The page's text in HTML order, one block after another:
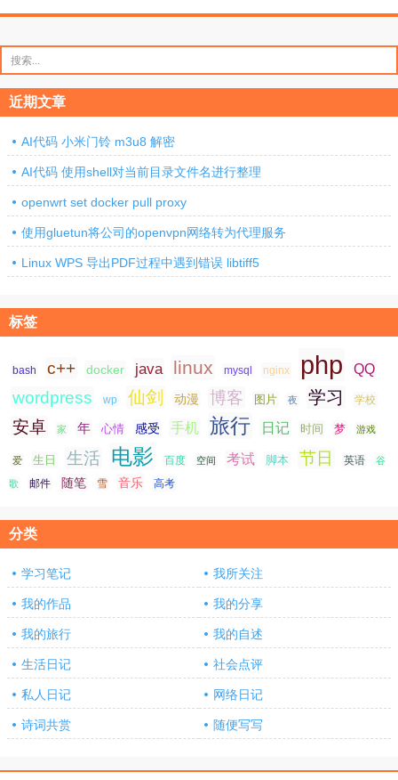
索：
近期文章
AI代码 小米门铃 m3u8 解密
AI代码 使用shell对当前目录文件名进行整理
openwrt set docker pull proxy
使用gluetun将公司的openvpn网络转为代理服务
Linux WPS 导出PDF过程中遇到错误 libtiff5
标签
bash c++ docker java linux mysql nginx php QQ
wordpress wp 仙剑 动漫 博客 图片 夜 学习 学校
安卓 家 年 心情 感受 手机 旅行 日记 时间 梦 游戏
爱 生日 生活 电影 百度 空间 考试 脚本 节日 英语 谷
歌 邮件 随笔 雪 音乐 高考
分类
学习笔记 我所关注
我的作品 我的分享
我的旅行 我的自述
生活日记 社会点评
私人日记 网络日记
诗词共赏 随便写写